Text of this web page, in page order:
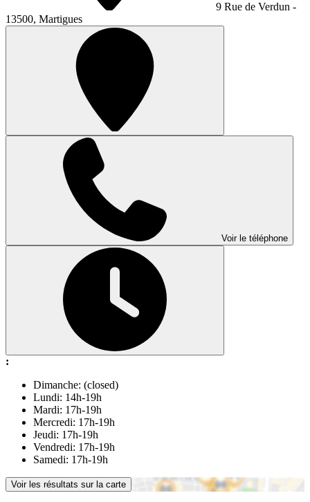
9 Rue de Verdun -
13500, Martigues
Voir le téléphone
:
Dimanche: (closed)
Lundi: 14h-19h
Mardi: 17h-19h
Mercredi: 17h-19h
Jeudi: 17h-19h
Vendredi: 17h-19h
Samedi: 17h-19h
Voir les résultats sur la carte